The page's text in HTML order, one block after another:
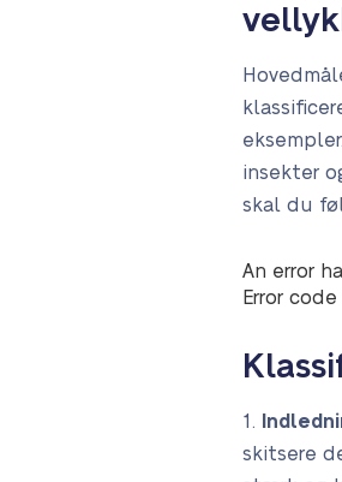
insekter
skal du
An error
Error code
1.
skitsere